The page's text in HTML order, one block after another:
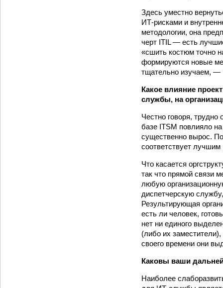
Здесь уместно
ИТ-рисками и
методологии, она
черт ITIL — есть
«сшить костюм точно
формируются новые
тщательно изучаем, —
Какое влияние
службы, на
Честно говоря,
базе ITSM повлияло
существенно вырос.
соответствует
Что касается
так что прямой связи
любую
диспетчерскую
Результирующая
есть ли человек,
нет ни единого
(либо их
своего времени они
Каковы ваши
Наиболее